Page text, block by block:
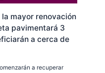
mayor renovación
pavimentará 3
a cerca de
a recuperar